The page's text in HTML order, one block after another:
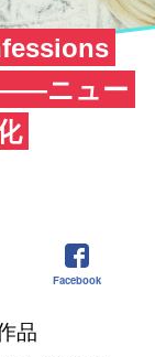
——ニュー
Facebook
品